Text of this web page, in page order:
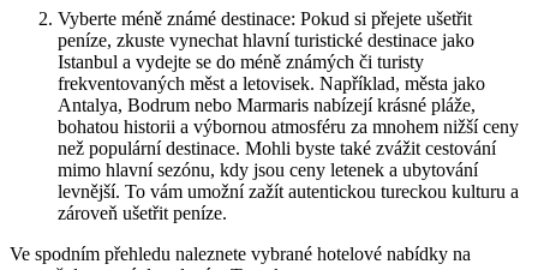
Vyberte méně známé destinace: Pokud si přejete ušetřit
peníze, zkuste vynechat hlavní turistické destinace jako
Istanbul a vydejte se do méně známých či turisty
frekventovaných měst a letovisek. Například, města jako
Antalya, Bodrum nebo Marmaris nabízejí krásné pláže,
bohatou historii a výbornou atmosféru za mnohem nižší ceny
než populární destinace. Mohli byste také zvážit cestování
mimo hlavní sezónu, kdy jsou ceny letenek a ubytování
levnější. To vám umožní zažít autentickou tureckou kulturu a
zároveň ušetřit peníze.
Ve spodním přehledu naleznete vybrané hotelové nabídky na